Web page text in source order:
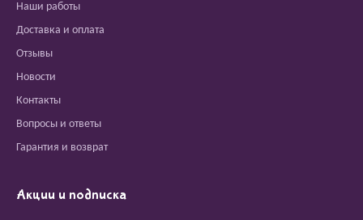
Наши работы
Доставка и оплата
Отзывы
Новости
Контакты
Вопросы и ответы
Гарантия и возврат
Акции и подписка